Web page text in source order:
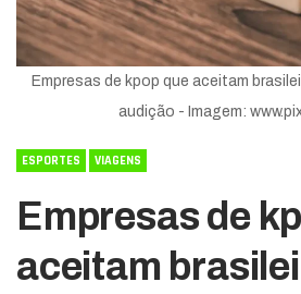
Empresas de kpop que aceitam
audição - Imagem:
ESPORTES VIAGENS
Empresas de
aceitam